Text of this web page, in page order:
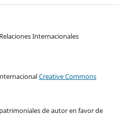
Internacionales
Creative Commons
de autor en favor de